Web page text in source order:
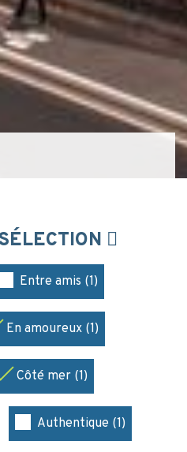
Entre amis (1)
En amoureux (1)
Côté mer (1)
Authentique (1)